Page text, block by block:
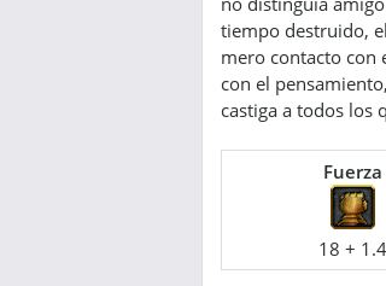
tiempo destruido,
mero contacto con
con el
castiga a todos los
Fuerza
18 + 1.4